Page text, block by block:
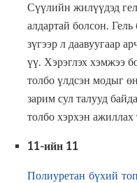
Сүүлийн жилүүдэд
алдартай болсон. Гель
зүгээр л даавуугаар
үү. Хэрэглэх хэмжээ
толбо үлдсэн модыг
зарим сул талууд
толбо хэрхэн ажиллах
11-ийн 11
Полиуретан бүхий